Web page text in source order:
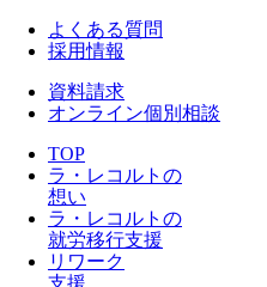
よくある質問
採用情報
資料請求
オンライン個別相談
TOP
ラ・レコルトの
想い
ラ・レコルトの
就労移行支援
リワーク
支援